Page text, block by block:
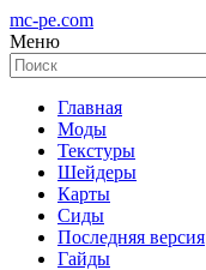
mc-pe.com
Меню
Главная
Моды
Текстуры
Шейдеры
Карты
Сиды
Последняя версия
Гайды